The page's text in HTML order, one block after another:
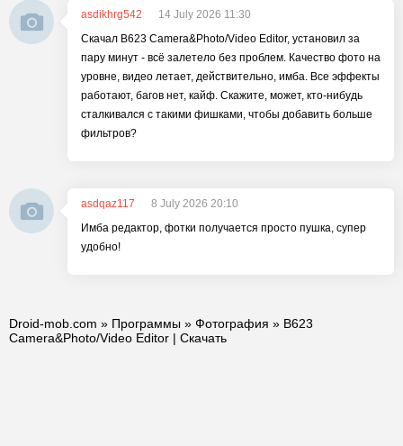
asdikhrg542
14 July 2026 11:30
Скачал B623 Camera&Photo/Video Editor, установил за
пару минут - всё залетело без проблем. Качество фото на
уровне, видео летает, действительно, имба. Все эффекты
работают, багов нет, кайф. Скажите, может, кто-нибудь
сталкивался с такими фишками, чтобы добавить больше
фильтров?
asdqaz117
8 July 2026 20:10
Имба редактор, фотки получается просто пушка, супер
удобно!
Droid-mob.com » Программы » Фотография » B623
Camera&Photo/Video Editor | Скачать